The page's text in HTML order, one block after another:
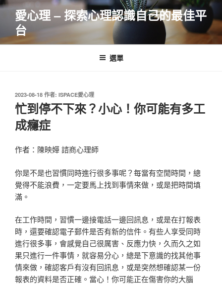
跳
要
愛心理 – 探索心理認識自己的最佳平
台
選單
發
佈
2023-08-18 作者: ISPACE愛心理
忙到停不下來？小心！你可能有多工
成癮症
作者： 陳映嬅諮商心理師
你是不是也習慣同時進行很多事呢？每當有空閒時間，總
覺得不能浪費，一定要馬上找到事情來做，或是把時間填
滿。
在工作時間，習慣一邊接電話一邊回訊息，或是在打報表
時，還要確認電子郵件是否有新的信件。有些人享受同時
進行很多事，會感覺自己很厲害、反應力快，久而久之如
果只進行一件事情，就容易分心，總是下意識的找其他事
情來做，確認客戶有沒有回訊息，或是突然想確認某一份
報表的資料是否正確。當心！你可能正在傷害你的大腦